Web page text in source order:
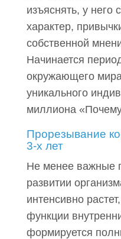
изъяснять, у него
характер,
собственной
Начинается
окружающего
уникального
миллиона
Прорезывание
3-х лет
Не менее важные
развитии
интенсивно
функции
формируется